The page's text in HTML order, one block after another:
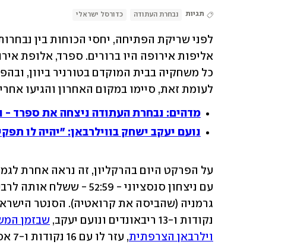
תגיות נבחרת העתודה כדורסל ישראלי
לעומת זאת, סיימו במקום האחרון והגיעו אחרי
מדהים: נבחרת העתודה ניצחה את ספרד -
נועם יעקב ישחק בווילרבאן: "יהיה לו
נקודות ו-13 ריבאונדים ונועם יעקב,
וילרבאן הצרפתית, עזר לו עם 16 נקודות ו-7 אסיסטים.